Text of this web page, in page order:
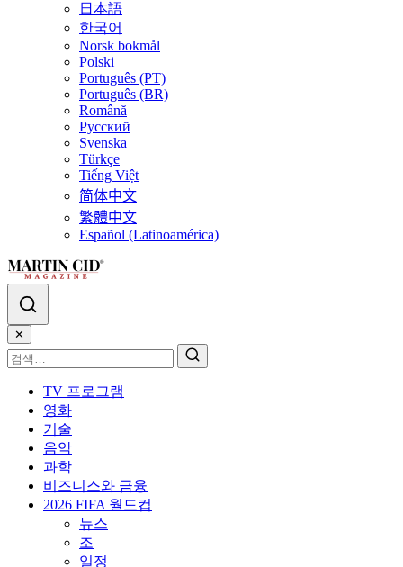
日本語
한국어
Norsk bokmål
Polski
Português (PT)
Português (BR)
Română
Русский
Svenska
Türkçe
Tiếng Việt
简体中文
繁體中文
Español (Latinoamérica)
✕
TV 프로그램
영화
기술
음악
과학
비즈니스와 금융
2026 FIFA 월드컵
뉴스
조
일정